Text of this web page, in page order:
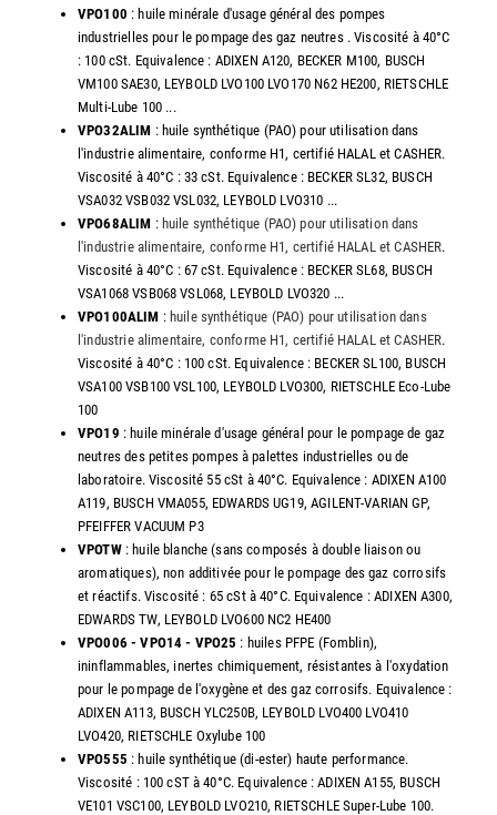
VPO100 : huile minérale d'usage général des pompes
industrielles pour le pompage des gaz neutres . Viscosité à 40°C
: 100 cSt. Equivalence : ADIXEN A120, BECKER M100, BUSCH
VM100 SAE30, LEYBOLD LVO100 LVO170 N62 HE200, RIETSCHLE
Multi-Lube 100 ...
VPO32ALIM : huile synthétique (PAO) pour utilisation dans
l'industrie alimentaire, conforme H1, certifié HALAL et CASHER.
Viscosité à 40°C : 33 cSt. Equivalence : BECKER SL32, BUSCH
VSA032 VSB032 VSL032, LEYBOLD LVO310 ...
VPO68ALIM : huile synthétique (PAO) pour utilisation dans
l'industrie alimentaire, conforme H1, certifié HALAL et CASHER.
Viscosité à 40°C : 67 cSt. Equivalence : BECKER SL68, BUSCH
VSA1068 VSB068 VSL068, LEYBOLD LVO320 ...
VPO100ALIM : huile synthétique (PAO) pour utilisation dans
l'industrie alimentaire, conforme H1, certifié HALAL et CASHER.
Viscosité à 40°C : 100 cSt. Equivalence : BECKER SL100, BUSCH
VSA100 VSB100 VSL100, LEYBOLD LVO300, RIETSCHLE Eco-Lube
100
VPO19 : huile minérale d'usage général pour le pompage de gaz
neutres des petites pompes à palettes industrielles ou de
laboratoire. Viscosité 55 cSt à 40°C. Equivalence : ADIXEN A100
A119, BUSCH VMA055, EDWARDS UG19, AGILENT-VARIAN GP,
PFEIFFER VACUUM P3
VPOTW: huile blanche (sans composés à double liaison ou
aromatiques), non additivée pour le pompage des gaz corrosifs
et réactifs. Viscosité : 65 cSt à 40°C. Equivalence : ADIXEN A300,
EDWARDS TW, LEYBOLD LVO600 NC2 HE400
VPO006 - VPO14 - VPO25 : huiles PFPE (Fomblin),
ininflammables, inertes chimiquement, résistantes à l'oxydation
pour le pompage de l'oxygène et des gaz corrosifs. Equivalence :
ADIXEN A113, BUSCH YLC250B, LEYBOLD LVO400 LVO410
LVO420, RIETSCHLE Oxylube 100
VPO555 : huile synthétique (di-ester) haute performance.
Viscosité : 100 cST à 40°C. Equivalence : ADIXEN A155, BUSCH
VE101 VSC100, LEYBOLD LVO210, RIETSCHLE Super-Lube 100.